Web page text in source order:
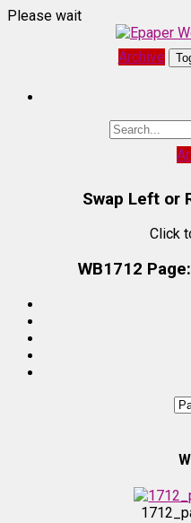
Please wait
Archive
Swap Left or
Click
WB1712